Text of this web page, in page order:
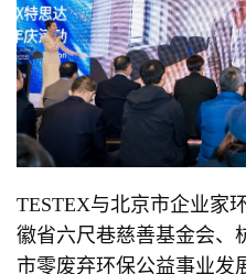
TESTEX与北京市企业家
徽省六尺巷慈善基金会、
市零废弃环保公益事业发